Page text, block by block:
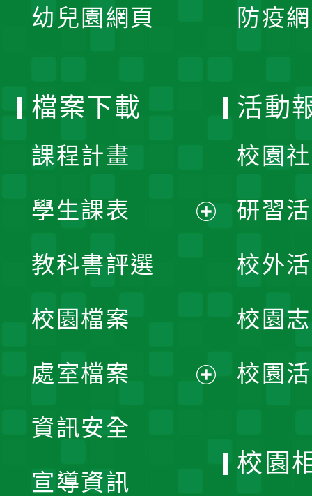
幼兒園網頁 防疫
檔案下載
課程計畫
學生課表
單
教科書評選
校園檔案
處室檔案
資訊安全
宣導資訊
活動
校園
研習
校外
校園
校園
校園